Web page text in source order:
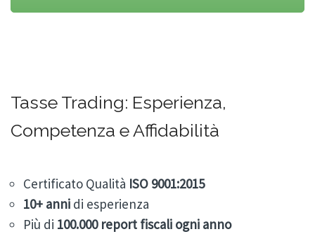
Tasse Trading: Esperienza,
Competenza e Affidabilità
Certificato Qualità ISO 9001:2015
10+ anni di esperienza
Più di 100.000report fiscali ogni anno